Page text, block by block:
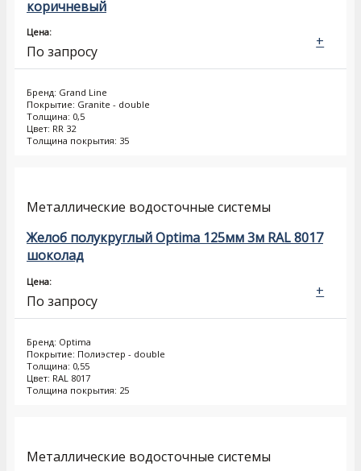
коричневый
Цена:
По запросу
Бренд: Grand Line
Покрытие: Granite - double
Толщина: 0,5
Цвет: RR 32
Толщина покрытия: 35
+
Металлические водосточные системы
Желоб полукруглый Optima 125мм 3м RAL 8017
шоколад
Цена:
По запросу
Бренд: Optima
Покрытие: Полиэстер - double
Толщина: 0,55
Цвет: RAL 8017
Толщина покрытия: 25
+
Металлические водосточные системы